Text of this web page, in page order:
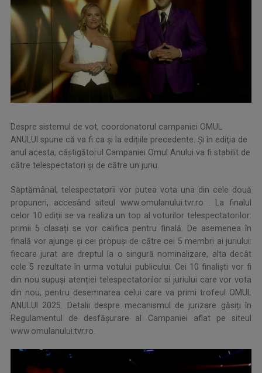
Despre sistemul de vot, coordonatorul campaniei OMUL
ANULUI spune că va fi ca și la edițiile precedente. Şi în ediţia de
anul acesta, câștigătorul Campaniei Omul Anului va fi stabilit de
către telespectatori și de către un juriu.
Săptămânal, telespectatorii vor putea vota una din cele două
propuneri, accesând siteul www.omulanului.tvr.ro . La finalul
celor 10 ediții se va realiza un top al voturilor telespectatorilor:
primii 5 clasați se vor califica pentru finală. De asemenea în
finală vor ajunge și cei propuși de către cei 5 membri ai juriului:
fiecare jurat are dreptul la o singură nominalizare, alta decât
cele 5 rezultate în urma votului publicului. Cei 10 finaliști vor fi
din nou supuși atenției telespectatorilor si juriului care vor vota
din nou, pentru desemnarea celui care va primi trofeul OMUL
ANULUI 2025. Detalii despre mecanismul de jurizare găsiți în
Regulamentul de desfășurare al Campaniei aflat pe siteul
www.omulanului.tvr.ro.